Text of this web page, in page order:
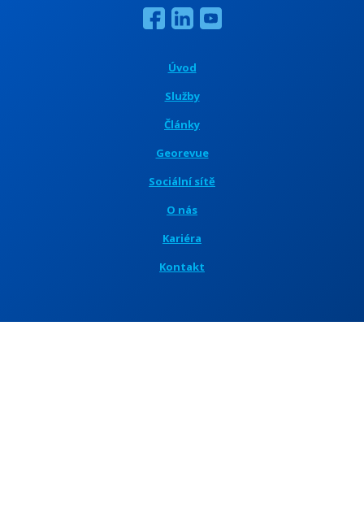
Úvod
Služby
Články
Georevue
Sociální sítě
O nás
Kariéra
Kontakt